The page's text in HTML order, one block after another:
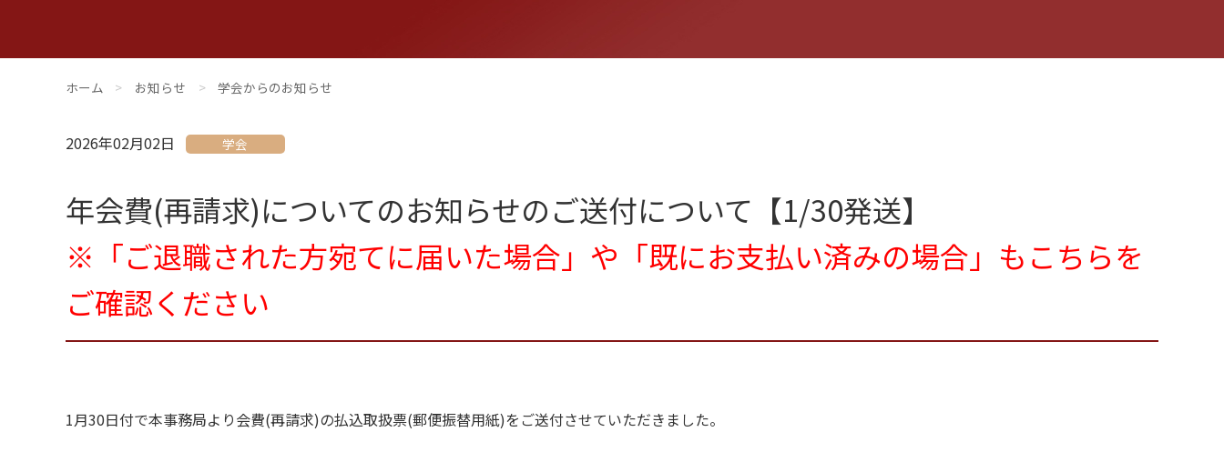
会員・医療関係の皆さまへ
> お知らせ > 学会からのお知らせ
2026年02月02日 学会
年会費(再請求)についてのお知らせのご送付について【1/30発送】
※「ご退職された方宛てに届いた場合」や「既にお支払い済みの場合」 もこちらを
ご確認ください
1月30日付で本事務局より会費(再請求)の払込取扱票(郵便振替用紙)をご送付させていただきました。